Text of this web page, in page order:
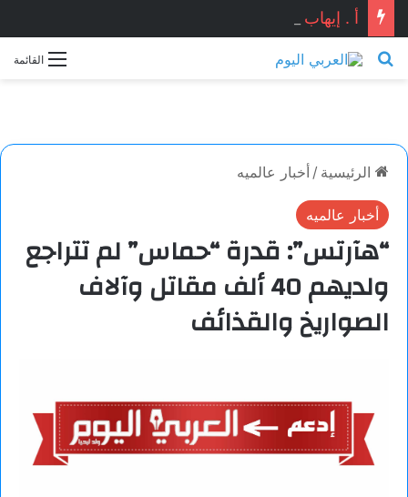
القائمة بحث عن
الرئيسية / أخبار عالميه
أخبار عالميه
“هآرتس”: قدرة “حماس” لم تتراجع
ولديهم 40 ألف مقاتل وآلاف
الصواريخ والقذائف